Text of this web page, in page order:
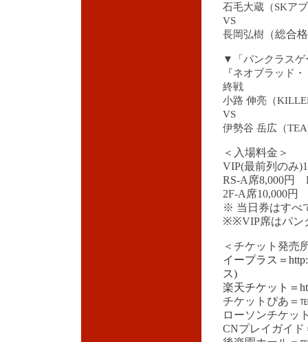
石毛大蔵（SKア
VS
長岡弘樹（総合
▼「パンクラス
『ネオブラッド
終戦
小路 伸亮（
VS
伊勢谷 岳広（
＜入場料金＞
VIP(最前列のみ
RS-A席8,000円
2F-A席10,000円
※ 当日券はすべ
※※VIP席はパン
＜チケット発売
イープラス＝
ス)
楽天チケット＝
チケットぴあ＝
ローソンチケッ
CNプレイガイド